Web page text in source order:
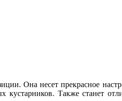
Она несет прекрасное
Также станет